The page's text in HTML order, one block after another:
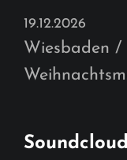
19.12.2026
Wiesbaden /
Soundcloud